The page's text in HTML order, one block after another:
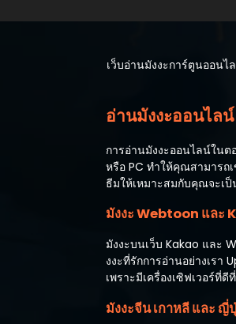
เว็บอ่านมังงะการ์ตูนออน
อ่านมังงะออนไลน์
การอ่านมังงะออนไลน์ใน
หรือ PC ทำให้คุณสามารถ
ธีมให้เหมาะสมกับคุณจะเ
มังงะ Webtoon และ
มังงะบนเว็บ Kakao และ
งงะที่รักการอ่านอย่างเร
เพราะมีเครื่องเซิฟเวอร์
มังงะจีน เกาหลี และ ญี่